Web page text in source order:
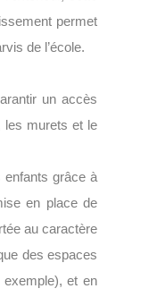
permet
de l’école.
un accès
les murets et le
enfants grâce à
en place de
au caractère
des espaces
exemple), et en